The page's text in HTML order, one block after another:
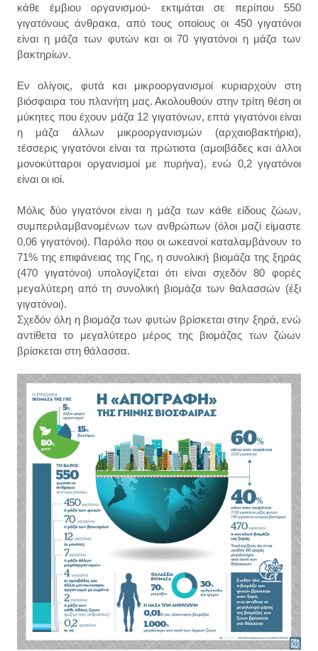
κάθε έμβιου οργανισμού- εκτιμάται σε περίπου 550
γιγατόνους άνθρακα, από τους οποίους οι 450 γιγατόνοι
είναι η μάζα των φυτών και οι 70 γιγατόνοι η μάζα των
βακτηρίων.
Εν ολίγοις, φυτά και μικροοργανισμοί κυριαρχούν στη
βιόσφαιρα του πλανήτη μας. Ακολουθούν στην τρίτη θέση οι
μύκητες που έχουν μάζα 12 γιγατόνων, επτά γιγατόνοι είναι
η μάζα άλλων μικροοργανισμών (αρχαιοβακτήρια),
τέσσερις γιγατόνοι είναι τα πρώτιστα (αμοιβάδες και άλλοι
μονοκύτταροι οργανισμοί με πυρήνα), ενώ 0,2 γιγατόνοι
είναι οι ιοί.
Μόλις δύο γιγατόνοι είναι η μάζα των κάθε είδους ζώων,
συμπεριλαμβανομένων των ανθρώπων (όλοι μαζί είμαστε
0,06 γιγατόνοι). Παρόλο που οι ωκεανοί καταλαμβάνουν το
71% της επιφάνειας της Γης, η συνολική βιομάζα της ξηράς
(470 γιγατόνοι) υπολογίζεται ότι είναι σχεδόν 80 φορές
μεγαλύτερη από τη συνολική βιομάζα των θαλασσών (έξι
γιγατόνοι).
Σχεδόν όλη η βιομάζα των φυτών βρίσκεται στην ξηρά, ενώ
αντίθετα το μεγαλύτερο μέρος της βιομάζας των ζώων
βρίσκεται στη θάλασσα.